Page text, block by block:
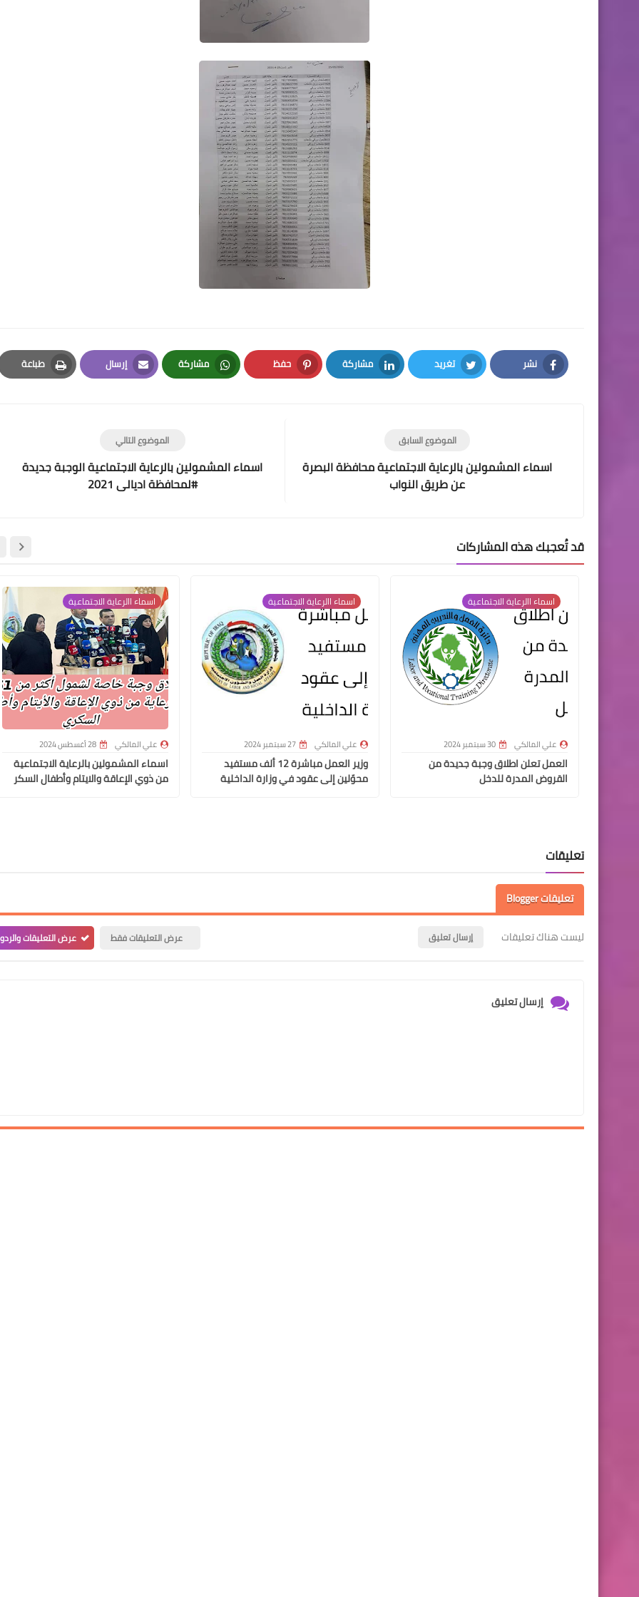
نشر
Facebook
تغريد
Twitter
مشاركة
LinkedIn
حفظ
Pinterest
مشاركة
Whatsapp
إرسال
Email
طباعة
Print
الموضوع التالي
اسماء المشمولين بالرعاية الاجتماعية الوجبة جديدة
#لمحافظة اديالى 2021
الموضوع السابق
اسماء المشمولين بالرعاية الاجتماعية محافظة البصرة
عن طريق النواب
قد تُعجبك هذه المشاركات
اسماء االرعاية الاجتماعية
علي المالكي 30 سبتمبر 2024
العمل تعلن اطلاق وجبة جديدة من
القروض المدرة للدخل
اسماء االرعاية الاجتماعية
علي المالكي 27 سبتمبر 2024
وزير العمل مباشرة 12 ألف مستفيد
محوّلين إلى عقود في وزارة الداخلية
اسماء االرعاية الاجتماعية
علي المالكي 28 أغسطس 2024
اسماء المشمولين بالرعاية الاجتماعية
من ذوي الإعاقة والايتام وأطفال السكر
تعليقات
تعليقات Blogger
ليست هناك تعليقات إرسال تعليق عرض التعليقات فقط عرض التعليقات
إرسال تعليق
علي المالكي
24 أكتوبر 2021
علي المالكي
23 أكتوبر 2021